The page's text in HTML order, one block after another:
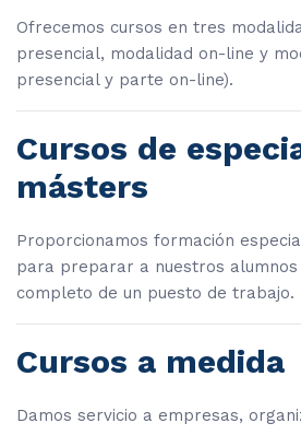
Ofrecemos cursos en tres
presencial, modalidad on-line y
presencial y parte on-line).
Cursos de
másters
Proporcionamos formación
para preparar a nuestros alumnos
completo de un puesto de trabajo.
Cursos a medida
Damos servicio a empresas,